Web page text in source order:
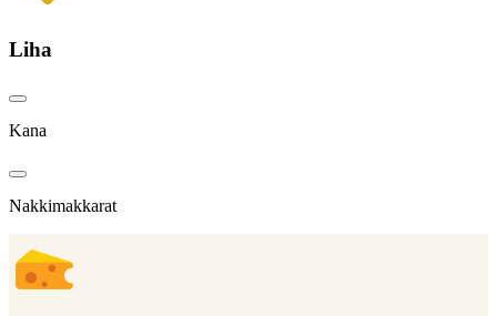
Liha
Kana
Nakkimakkarat